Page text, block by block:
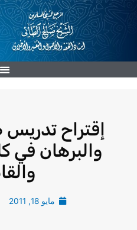
تخطي
إقتراح
والبرهان في
مايو 18, 2011